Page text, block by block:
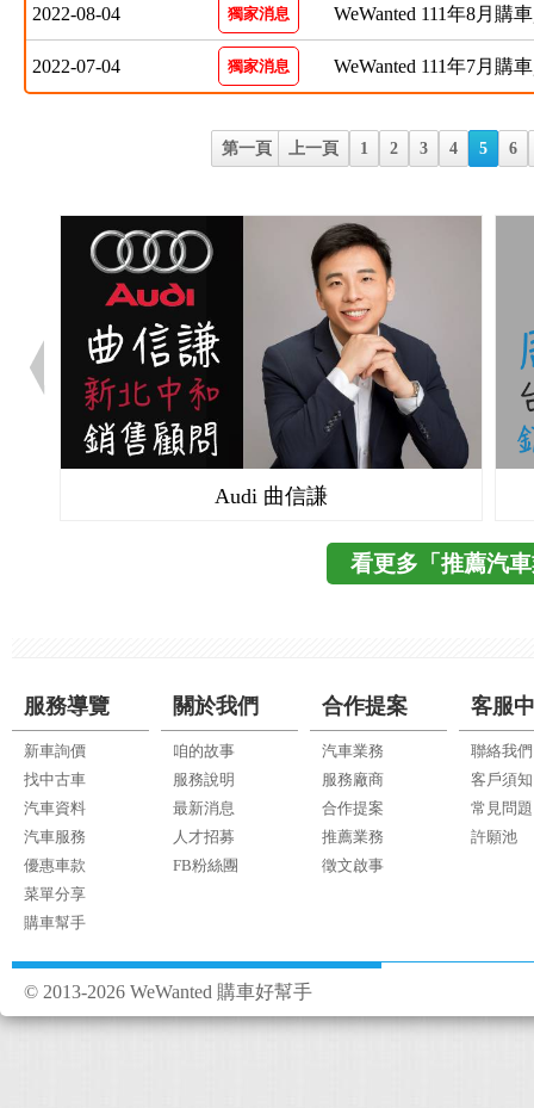
2022-08-04 獨家消息 WeWanted 111年8月購
2022-07-04 獨家消息 WeWanted 111年7月購
第一頁 上一頁 1 2 3 4 5 6
Audi 曲信謙
看更多「推薦汽
服務導覽
新車詢價
找中古車
汽車資料
汽車服務
優惠車款
菜單分享
購車幫手
關於我們
咱的故事
服務說明
最新消息
人才招募
FB粉絲團
合作提案
汽車業務
服務廠商
合作提案
推薦業務
徵文啟事
客服
聯絡我們
客戶須知
常見問題
許願池
© 2013-2026 WeWanted 購車好幫手